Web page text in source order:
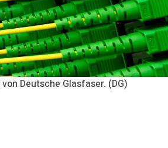
Deutsche Glasfaser. (DG)